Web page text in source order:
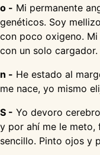
o - Mi permanente
genéticos. Soy
con poco oxigeno.
con un solo cargador.
n - He estado al
me nace, yo mismo
S - Yo devoro
y por ahí me le
sencillo. Pinto ojos y